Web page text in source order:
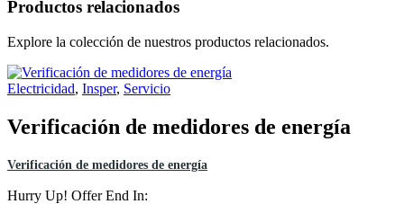
Productos relacionados
Explore la colección de nuestros productos relacionados.
Electricidad, Insper, Servicio
Verificación de medidores de energía
Verificación de medidores de energía
Hurry Up! Offer End In: